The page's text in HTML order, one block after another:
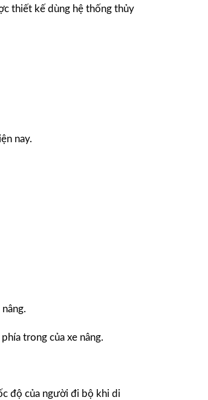
thiết kế dùng hệ thống thủy
nay.
trong của xe nâng.
độ của người đi bộ khi di